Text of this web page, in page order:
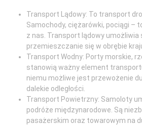
Transport Lądowy: To transport
Samochody, ciężarówki, pociągi –
z nas. Transport lądowy umożliwia
przemieszczanie się w obrębie
Transport Wodny: Porty morskie,
stanowią ważny element
niemu możliwe jest przewożenie
dalekie odległości.
Transport Powietrzny: Samoloty
podróże międzynarodowe. Są
pasażerskim oraz towarowym na